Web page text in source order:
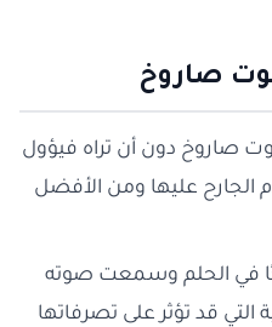
صاروخ
صاروخ دون أن تراه فيؤول
الجارح عليها ومن الأفضل
في الحلم وسمعت صوته
التي قد تؤثر على تصرفاتها